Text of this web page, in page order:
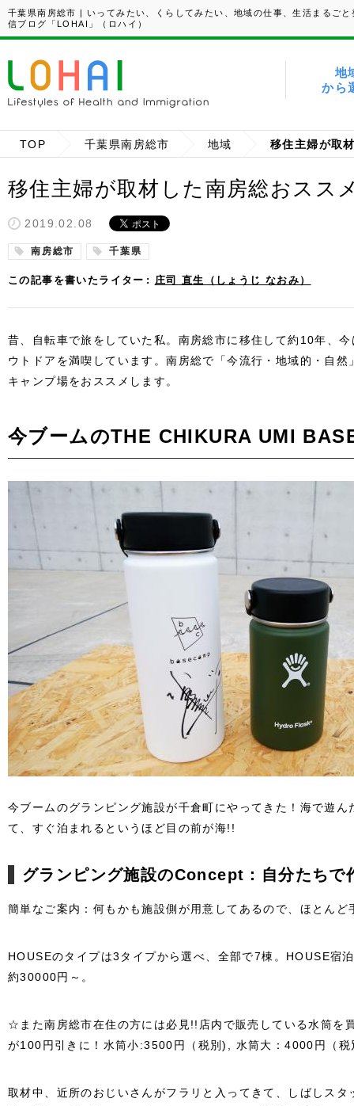
千葉県南房総市 | いってみたい、くらしてみたい、地域の仕事、生活まるごと
信ブログ「LOHAI」（ロハイ）
地
から
TOP 千葉県南房総市 地域 移住主婦が取
移住主婦が取材した南房総おスス
2019.02.08
南房総市 千葉県
この記事を書いたライター 庄司 直生（しょうじ なおみ）
昔、自転車で旅をしていた私。南房総市に移住して約10年、
ウトドアを満喫しています。南房総で「今流行・地域的・自
キャンプ場をおススメします。
今ブームのTHE CHIKURA UMI
今ブームのグランピング施設が千倉町にやってきた！海で遊
て、すぐ泊まれるというほど目の前が海!!
グランピング施設のConcept：自分たちで
簡単なご案内：何もかも施設側が用意してあるので、ほとんど
HOUSEのタイプは3タイプから選べ、全部で7棟。HOUSE宿
約30000円～。
☆また南房総市在住の方には必見!!店内で販売している水筒を
が100円引きに！水筒小:3500円（税別), 水筒大：4000円（税
取材中、近所のおじいさんがフラリと入ってきて、しばしス